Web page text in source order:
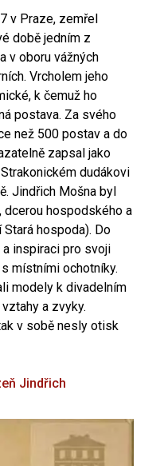
v Praze, zemřel
době jedním z
v oboru vážných
Vrcholem jeho
k čemuž ho
postava. Za svého
než 500 postav a do
zapsal jako
dudákovi
Jindřich Mošna byl
hospodského a
hospoda). Do
inspiraci pro svoji
místními ochotníky.
modely k divadelním
a zvyky.
v sobě nesly otisk
Jindřich